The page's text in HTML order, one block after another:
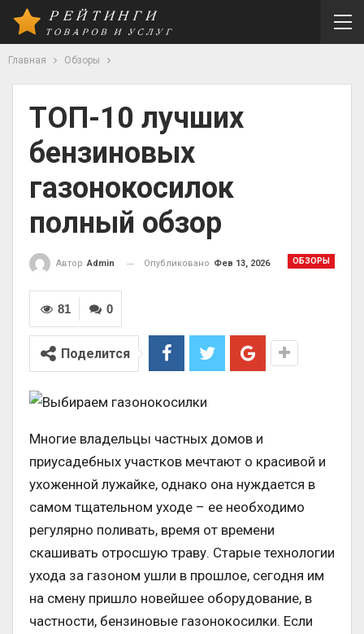
Главная Обзоры
ТОП-10 лучших
бензиновых
газонокосилок
полный обзор
ОБЗОРЫ
Автор Admin Опубликовано Фев 13, 2026
0
81
Поделится
Многие владельцы частных домов и
приусадебных участков мечтают о красивой и
ухоженной лужайке, однако она нуждается в
самом тщательном уходе – ее необходимо
регулярно поливать, время от времени
скашивать отросшую траву. Старые технологии
ухода за газоном ушли в прошлое, сегодня им
на смену пришло новейшее оборудование, в
частности, бензиновые газонокосилки. Если